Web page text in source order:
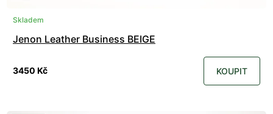
Skladem
Jenon Leather Business BEIGE
3450 Kč KOUPIT